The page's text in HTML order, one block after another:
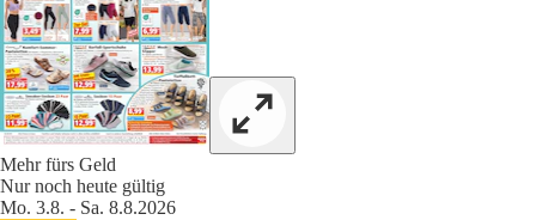
Mehr fürs Geld
Nur noch heute gültig
Mo. 3.8. - Sa. 8.8.2026